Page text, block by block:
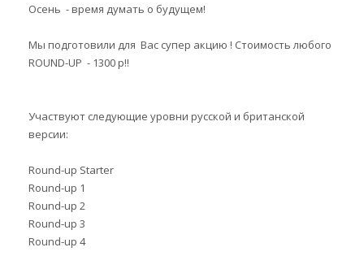
Осень - время думать о будущем!
Мы подготовили для Вас супер акцию ! Стоимость любого
ROUND-UP - 1300 р!!
Участвуют следующие уровни русской и британской
версии:
Round-up Starter
Round-up 1
Round-up 2
Round-up 3
Round-up 4